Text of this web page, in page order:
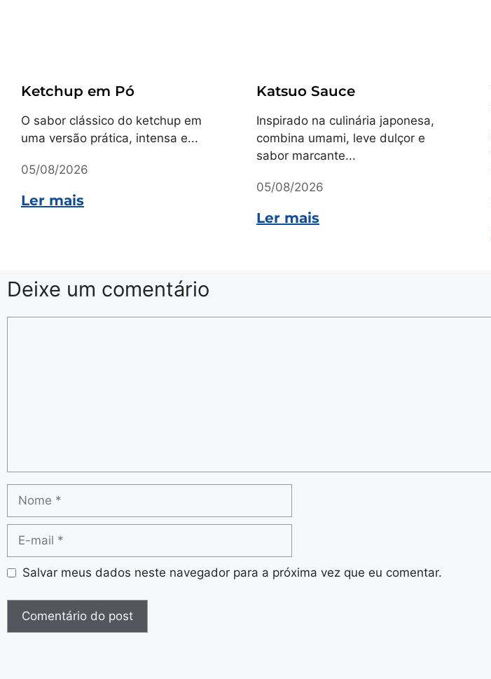
Ketchup em Pó
O sabor clássico do ketchup em
uma versão prática, intensa e...
05/08/2026
Ler mais
Katsuo Sauce
Inspirado na culinária japonesa,
combina umami, leve dulçor e
sabor marcante...
05/08/2026
Ler mais
Deixe um comentário
Salvar meus dados neste navegador para a próxima vez que eu comentar.